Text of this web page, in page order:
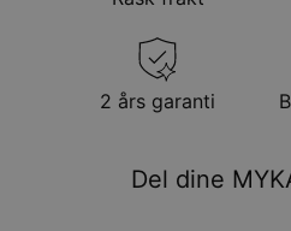
Gratis levering
Ekspress levering
Prisen som oppgitt for
2 års garanti
Del dine